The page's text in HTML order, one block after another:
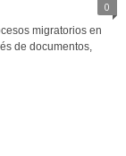
0
migratorios en
de documentos,